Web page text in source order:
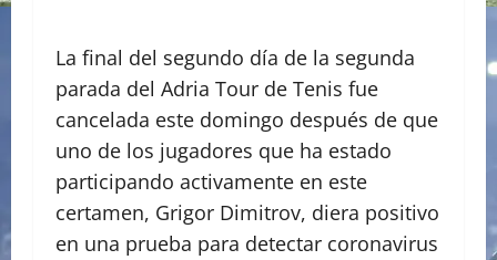
La final del segundo día de la segunda
parada del Adria Tour de Tenis fue
cancelada este domingo después de que
uno de los jugadores que ha estado
participando activamente en este
certamen, Grigor Dimitrov, diera positivo
en una prueba para detectar coronavirus